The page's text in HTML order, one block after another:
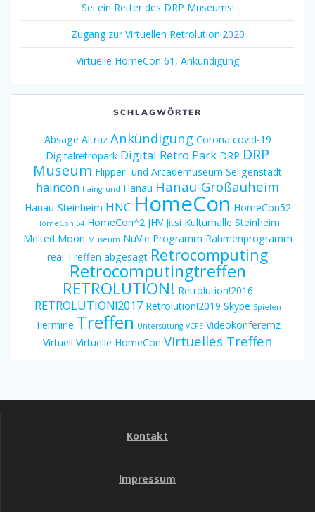
Sei ein Retter des DRP Museums!
Zugang zur Virtuellen Retrolution!2020
Virtuelle HomeCon 61, Ankündigung
SCHLAGWÖRTER
Absage Altraz Ankündigung Corona covid-19
Digitalretropark Digital Retro Park DRP DRP
Museum Flipper- und Arcademuseum Seligenstadt
haincon haingrund Hanau Hanau-Großauheim
Hanau-Steinheim HNC HomeCon HomeCon52
HomeCon 54 HomeCon^2 JHV Jitsi Kulturhalle Steinheim
Melted Moon Museum NuVie Programm Rahmenprogramm
real Treffen abgesagt Retrocomputing
Retrocomputingtreffen
RETROLUTION! Retrolution!2016
RETROLUTION!2017 Retrolution!2019 Skype Spielen
Termine Treffen Untersütung VCFE Videokonferemz
Virtuell Virtuelle HomeCon Virtuelles Treffen
Kontakt
Impressum